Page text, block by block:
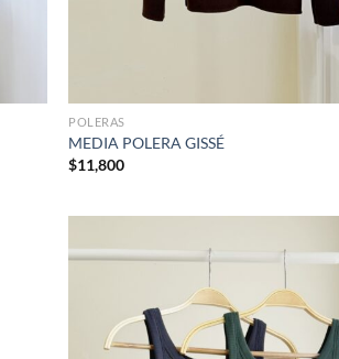
POLERAS
MEDIA POLERA GISSÉ
$11,800